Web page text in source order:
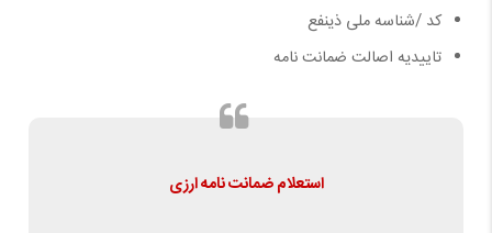
کد /شناسه ملی ذینفع
تاییدیه اصالت ضمانت نامه
استعلام ضمانت نامه ارزی